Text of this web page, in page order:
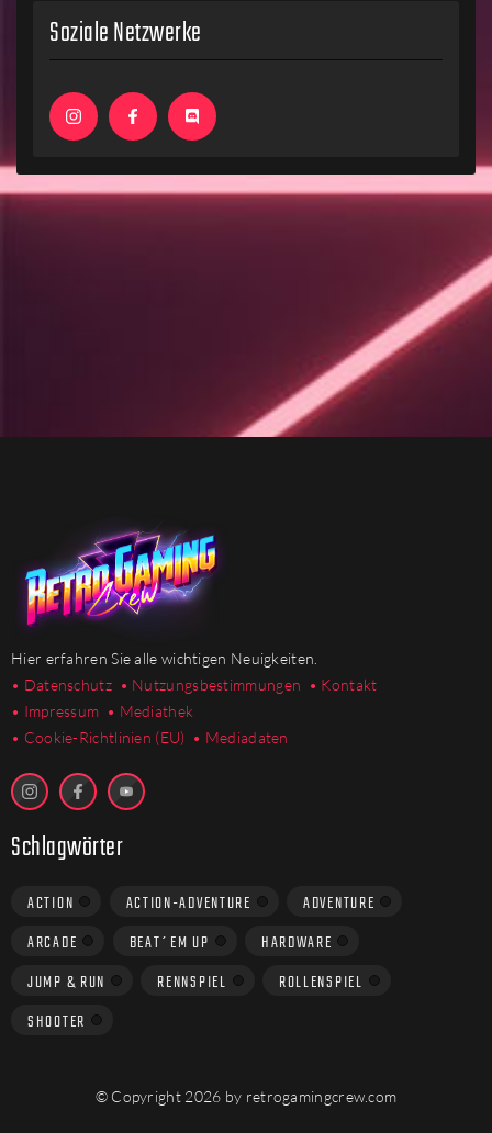
Soziale Netzwerke
Hier erfahren Sie alle wichtigen Neuigkeiten.
• Datenschutz • Nutzungsbestimmungen • Kontakt
• Impressum • Mediathek
• Cookie-Richtlinien (EU) • Mediadaten
Schlagwörter
ACTION ACTION-ADVENTURE
ADVENTURE
ARCADE
BEAT´EM UP
HARDWARE
JUMP & RUN
RENNSPIEL
ROLLENSPIEL
SHOOTER
© Copyright 2026 by retrogamingcrew.com